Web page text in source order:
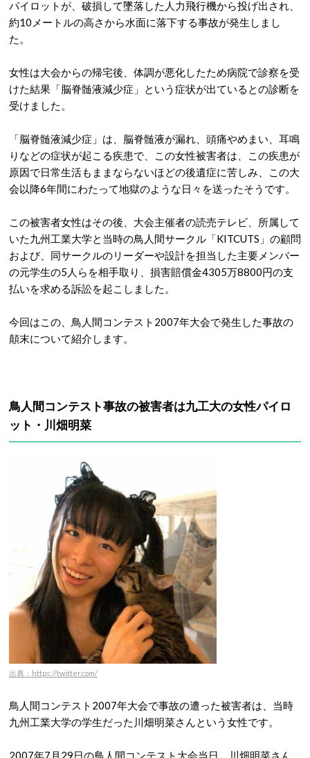
パイロットが、破損して墜落した人力飛行機から投げ出され、
約10メートルの高さから水面に落下する事故が発生しまし
た。
女性は大会からの帰宅後、体調が悪化したため病院で診察を受
けた結果「脳脊髄液減少症」という症状が出ているとの診断を
受けました。
「脳脊髄液減少症」は、脳脊髄液が漏れ、頭痛やめまい、耳鳴
りなどの症状が起こる疾患で、この女性被害者は、この疾患が
原因で日常生活もままならないほどの後遺症に苦しみ、この大
会以降6年間にわたって地獄のような日々を送ったそうです。
この被害者女性はその後、大会主催者の読売テレビ、所属して
いた九州工業大学と当時の鳥人間サークル「KITCUTS」の顧問
および、同サークルのリーダーや設計を担当した主要メンバー
の元学生の5人らを相手取り、損害賠償金4305万8800円の支
払いを求める訴訟を起こしました。
今回はこの、鳥人間コンテスト2007年大会で発生した事故の
顛末について紹介します。
鳥人間コンテスト事故の被害者は九工大の女性パイロ
ット・ 川畑明菜
出典：https://twitter.com/
鳥人間コンテスト2007年大会で事故の遭った被害者は、当時
九州工業大学の学生だった川畑明菜さんという女性です。
2007年7月29日の鳥人間コンテスト大会当日、川畑明菜さん